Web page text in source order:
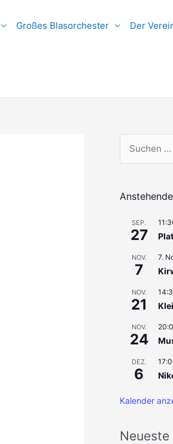
Großes Blasorchester Der
h
SEP.
27
NOV.
7
7.
NOV.
21
NOV.
24
DEZ.
6
Kalender